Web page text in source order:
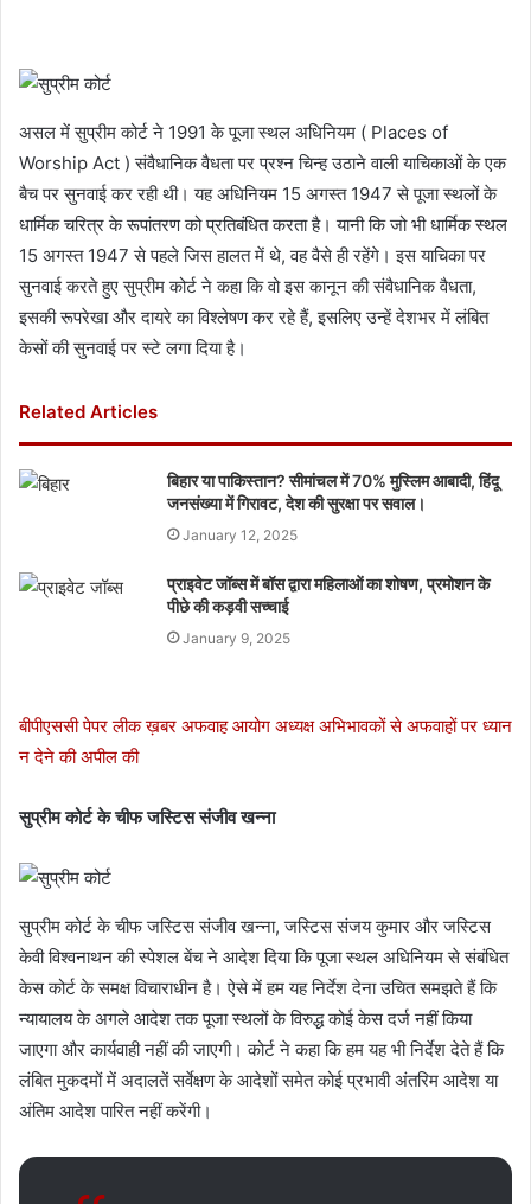
असल में सुप्रीम कोर्ट ने 1991 के पूजा स्थल अधिनियम ( Places of
Worship Act ) संवैधानिक वैधता पर प्रश्न चिन्ह उठाने वाली याचिकाओं के एक
बैच पर सुनवाई कर रही थी। यह अधिनियम 15 अगस्त 1947 से पूजा स्थलों के
धार्मिक चरित्र के रूपांतरण को प्रतिबंधित करता है। यानी कि जो भी धार्मिक स्थल
15 अगस्त 1947 से पहले जिस हालत में थे, वह वैसे ही रहेंगे। इस याचिका पर
सुनवाई करते हुए सुप्रीम कोर्ट ने कहा कि वो इस कानून की संवैधानिक वैधता,
इसकी रूपरेखा और दायरे का विश्लेषण कर रहे हैं, इसलिए उन्हें देशभर में लंबित
केसों की सुनवाई पर स्टे लगा दिया है।
Related Articles
बिहार या पाकिस्तान? सीमांचल में 70% मुस्लिम आबादी, हिंदू
जनसंख्या में गिरावट, देश की सुरक्षा पर सवाल।
January 12, 2025
प्राइवेट जॉब्स में बॉस द्वारा महिलाओं का शोषण, प्रमोशन के
पीछे की कड़वी सच्चाई
January 9, 2025
बीपीएससी पेपर लीक ख़बर अफवाह आयोग अध्यक्ष अभिभावकों से अफवाहों पर ध्यान
न देने की अपील की
सुप्रीम कोर्ट के चीफ जस्टिस संजीव खन्ना
सुप्रीम कोर्ट के चीफ जस्टिस संजीव खन्ना, जस्टिस संजय कुमार और जस्टिस
केवी विश्वनाथन की स्पेशल बेंच ने आदेश दिया कि पूजा स्थल अधिनियम से संबंधित
केस कोर्ट के समक्ष विचाराधीन है। ऐसे में हम यह निर्देश देना उचित समझते हैं कि
न्यायालय के अगले आदेश तक पूजा स्थलों के विरुद्ध कोई केस दर्ज नहीं किया
जाएगा और कार्यवाही नहीं की जाएगी। कोर्ट ने कहा कि हम यह भी निर्देश देते हैं कि
लंबित मुकदमों में अदालतें सर्वेक्षण के आदेशों समेत कोई प्रभावी अंतरिम आदेश या
अंतिम आदेश पारित नहीं करेंगी।